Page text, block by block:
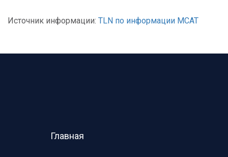
Источник информации: TLN по информации МСАТ
Главная